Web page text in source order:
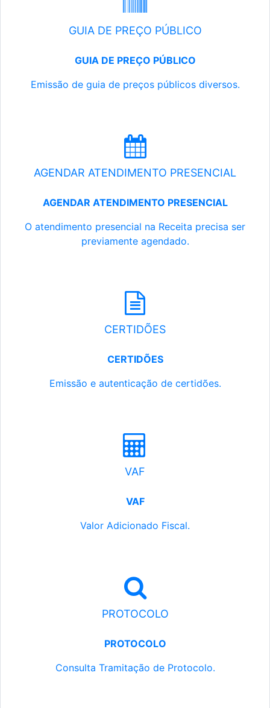
GUIA DE PREÇO PÚBLICO
GUIA DE PREÇO PÚBLICO
Emissão de guia de preços públicos diversos.
AGENDAR ATENDIMENTO PRESENCIAL
AGENDAR ATENDIMENTO PRESENCIAL
O atendimento presencial na Receita precisa ser
previamente agendado.
CERTIDÕES
CERTIDÕES
Emissão e autenticação de certidões.
VAF
VAF
Valor Adicionado Fiscal.
PROTOCOLO
PROTOCOLO
Consulta Tramitação de Protocolo.